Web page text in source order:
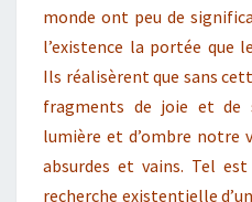
monde ont peu de
l’existence la portée que
Ils réalisèrent que sans
fragments de joie et de
lumière et d’ombre notre
absurdes et vains. Tel
recherche existentielle